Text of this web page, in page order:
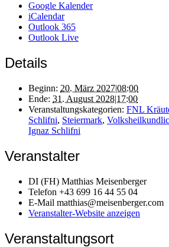
Google Kalender
iCalendar
Outlook 365
Outlook Live
Details
Beginn: 20. März 2027|08:00
Ende: 31. August 2028|17:00
Veranstaltungskategorien: FNL
Schlifni, Steiermark,
Ignaz Schlifni
Veranstalter
DI (FH) Matthias Meisenberger
Telefon +43 699 16 44 55 04
E-Mail matthias@meisenberger.com
Veranstalter-Website anzeigen
Veranstaltungsort